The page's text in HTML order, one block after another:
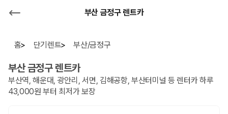
부산 금정구 렌트카
홈 단기렌트 부산/금정구
부산 금정구렌트카
부산역, 해운대, 광안리, 서면, 김해공항, 부산터미널 등 렌터카 하루
43,000원 부터 최저가 보장